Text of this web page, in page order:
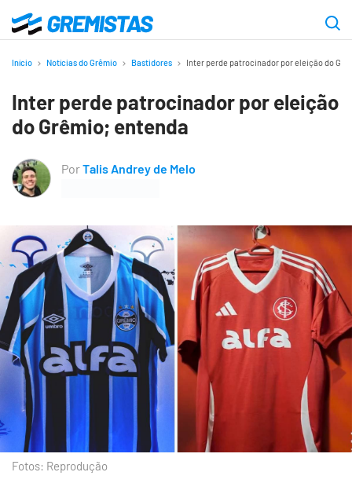
para
principal
Gremistas
Início Notícias do Grêmio Bastidores Inter perde patrocinador por eleição do
Inter perde patrocinador por eleição
do Grêmio; entenda
PorTalis Andrey de Melo
Fotos: Reprodução